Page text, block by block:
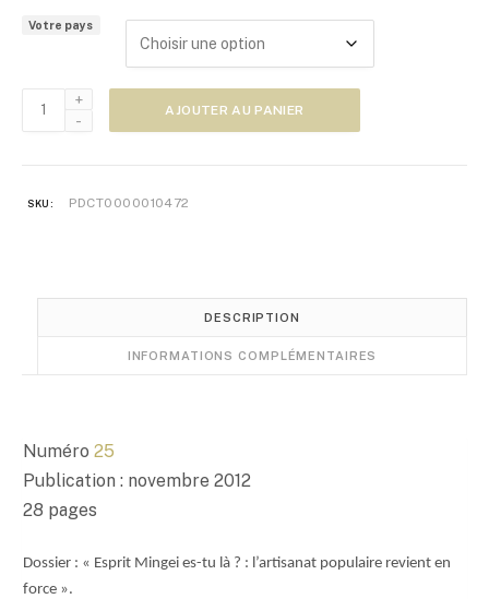
g
e
d
e
p
r
0
€
0
Votre pays
quantité
AJOUTER AU PANIER
SKU: PDCT0000010472
DESCRIPTION
INFORMATIONS COMPLÉMENTAIRES
Numéro 25
Publication : novembre 2012
28 pages
Dossier : « Esprit Mingei es-tu là ? : l’artisanat populaire revient en
force ».